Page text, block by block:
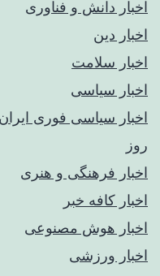
اخبار دانش و فناوری
اخبار دین
اخبار سلامت
اخبار سیاسی
اخبار سیاسی فوری
روز
اخبار فرهنگی و هنری
اخبار کافه خبر
اخبار هوش مصنوعی
اخبار ورزشی